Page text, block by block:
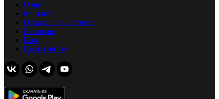
О нас
Контакты
Отзывы покупателей
Вакансии
Блог
Цветы оптом